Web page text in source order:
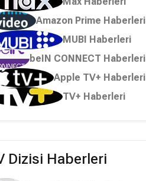
Amazon Prime Haberleri
MUBI Haberleri
beIN CONNECT Haberleri
Apple TV+ Haberleri
TV+ Haberleri
Dizisi Haberleri